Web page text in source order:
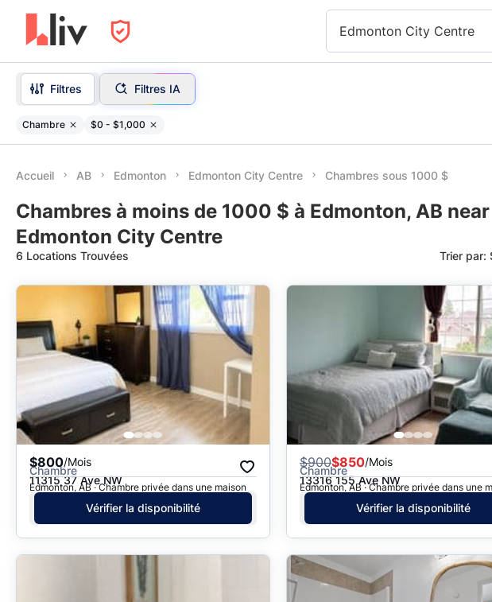
Edmonton City Centre
Filtres Filtres IA
Chambre $0 - $1,000
Accueil AB Edmonton Edmonton City Centre Chambres sous 1000 $
Chambres à moins de 1000 $ à Edmonton, AB near
Edmonton City Centre
6 Locations Trouvées Trier par:
Date:
Date:
Prix -
Prix - $
$800/Mois
Chambre
11315 37 Ave NW
Edmonton, AB · Chambre privée dans une maison
Vérifier la disponibilité
$900$850/Mois
Chambre
13316 155 Ave NW
Edmonton, AB · Chambre privée dans une
Vérifier la disponibilité